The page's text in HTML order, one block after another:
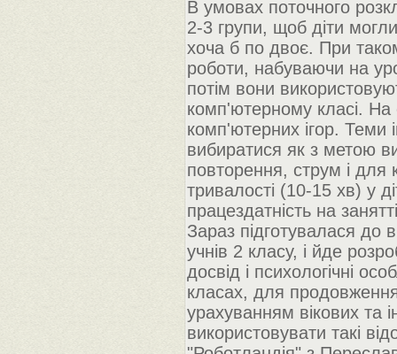
В умовах поточного
2-3 групи, щоб діти
хоча б по двоє. При
роботи, набуваючи на
потім вони
комп'ютерному класі. На
комп'ютерних ігор. Теми
вибиратися як з метою
повторення, струм і для
тривалості (10-15 хв) у
працездатність на
Зараз підготувалася до
учнів 2 класу, і йде
досвід і психологічні
класах, для
урахуванням вікових та
використовувати такі